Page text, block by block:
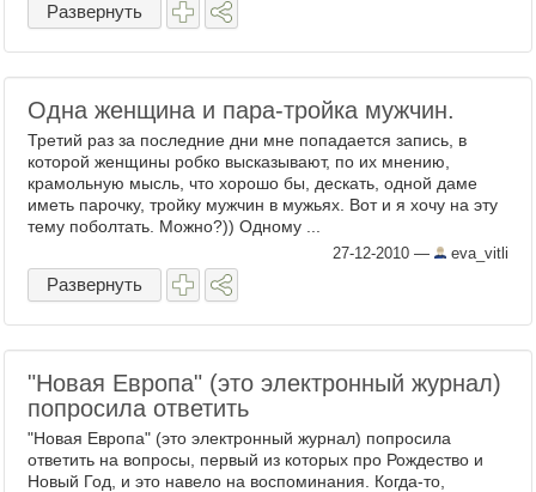
Развернуть
Одна женщина и пара-тройка мужчин.
Третий раз за последние дни мне попадается запись, в
которой женщины робко высказывают, по их мнению,
крамольную мысль, что хорошо бы, дескать, одной даме
иметь парочку, тройку мужчин в мужьях. Вот и я хочу на эту
тему поболтать. Можно?)) Одному ...
27-12-2010 — eva_vitli
Развернуть
"Новая Европа" (это электронный журнал)
попросила ответить
"Новая Европа" (это электронный журнал) попросила
ответить на вопросы, первый из которых про Рождество и
Новый Год, и это навело на воспоминания. Когда-то,